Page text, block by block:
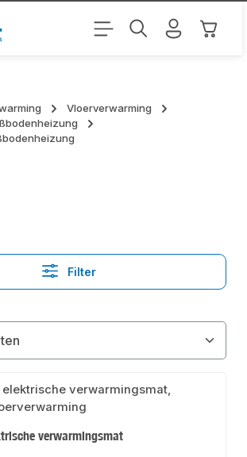
Vloerverwarming
Filter
verwarmingsmat